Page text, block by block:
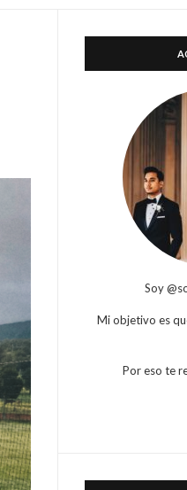
Soy
Mi objetivo es
Por eso te